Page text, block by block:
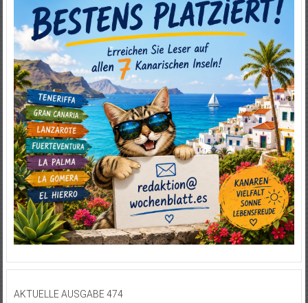
AKTUELLE AUSGABE 474